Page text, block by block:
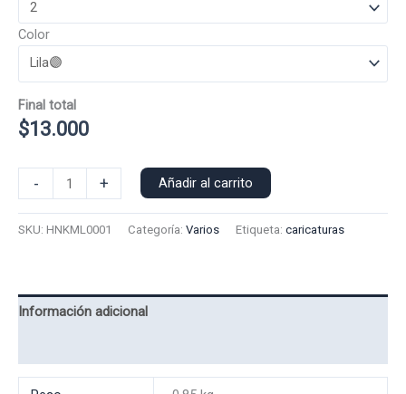
Color
Final total
$13.000
-
Manga
+ Añadir al carrito
SKU: HNKML0001 Categoría: Varios Etiqueta: caricaturas
Información adicional